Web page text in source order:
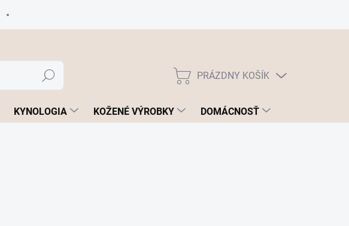
Hľadať
NÁKUPNÝ
PRÁZDNY KOŠÍK
KYNOLOGIA KOŽENÉ VÝROBKY DOMÁCNOSŤ